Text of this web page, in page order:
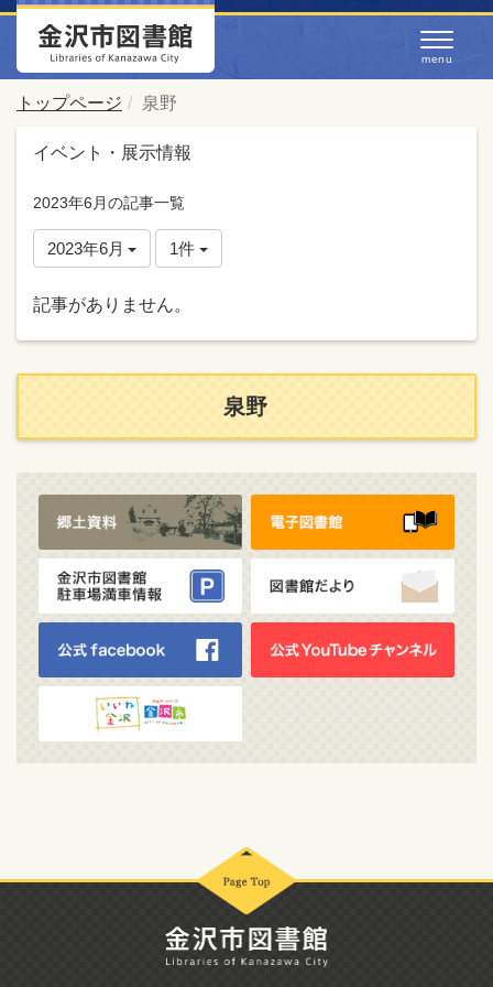
トップページ 泉野
イベント・展示情報
2023年6月の記事一覧
2023年6月 1件
記事がありません。
泉野